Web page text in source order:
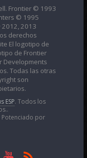
Frontier © 1993
© 1995
2012, 2013
derechos
El logotipo de
de Frontier
Developments
Todas las otras
son
ESP. Todos los
Potenciado por